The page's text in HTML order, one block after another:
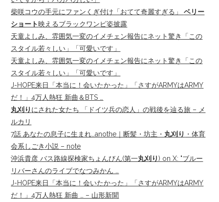
柴咲コウの手元にファンくぎ付け「おてて奇麗すぎる」ベリー
ショート映えるブラックワンピ姿披露
天童よしみ、雰囲気一変のイメチェン報告にネット驚き「この
スタイル若々しい」「可愛いです」
天童よしみ、雰囲気一変のイメチェン報告にネット驚き「この
スタイル若々しい」「可愛いです」
J-HOPE来日「本当に！会いたかった」「さすがARMYはARMY
だ！」4万人熱狂 新曲＆BTS …
丸刈り にされた女たち 「ドイツ兵の恋人」の戦後を辿る旅 – メ
ルカリ
7話 あなたの息子に生まれ…anothe｜断髪・坊主・ 丸刈り ・体育
会系しごき小説 – note
沖浜貴彦 バス路線探検家ちょんびん(第一丸刈り) on X: "ブルー
リバーさんのライブでなつみかん …
J-HOPE来日「本当に！会いたかった」「さすがARMYはARMY
だ！」4万人熱狂 新曲 … – 山形新聞